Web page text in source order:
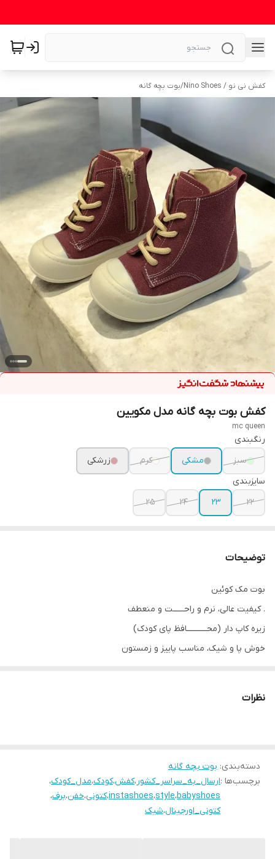
کفش نی نو / Nino Shoes /بوت بچه گانه
کفش بوت بچه گانه مدل مکویین
mc queen
رنگبندی
سبز
مشکی کرم
زرشکی
سایزبندی
22
23
24
25
توضیحات
بوت مک کوئین
. کیفیت عالی، نرم و راحــــــت و منعطف
زیره کاپ دار (محـــــــــــافظ پای کودک)
خوش پا و شیک، مناسب پاییز و زمستون
سایزبندی:
۲۴ مناسب پای ۱۵ سانــــت
۲۵ مناسب پای ۱۵/۵ سانت
نظرات
دسته‌بندی: بوت بچه گانه
برچسب‌ها :ارسال_به_سراسر_کشور،کفش،کودک،مدل_کودک،
babyshoes،style،instashoes،کتونی،خفن،برف،
کتونی_اورجینال،شیک